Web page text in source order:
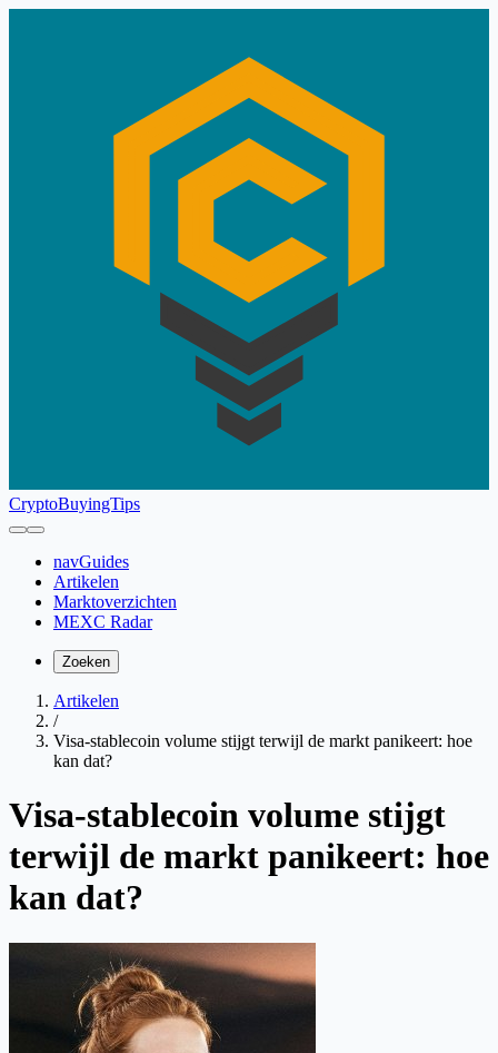
CryptoBuyingTips
navGuides
Artikelen
Marktoverzichten
MEXC Radar
Zoeken
Artikelen
/
Visa-stablecoin volume stijgt terwijl de markt panikeert: hoe
kan dat?
Visa-stablecoin volume stijgt
terwijl de markt panikeert: hoe
kan dat?